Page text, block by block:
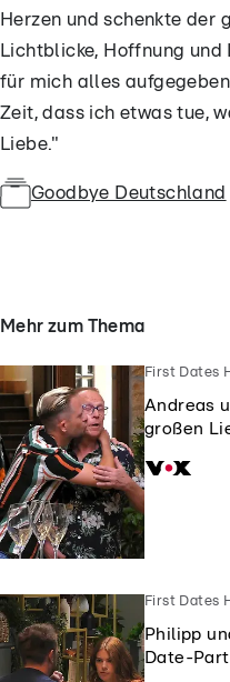
Herzen und schenkte der
Lichtblicke, Hoffnung
für mich alles
Zeit, dass ich etwas tue,
Liebe."
Goodbye Deutschland
Mehr zum Thema
First Dates
Andreas
großen
First Dates
Philipp
Date-